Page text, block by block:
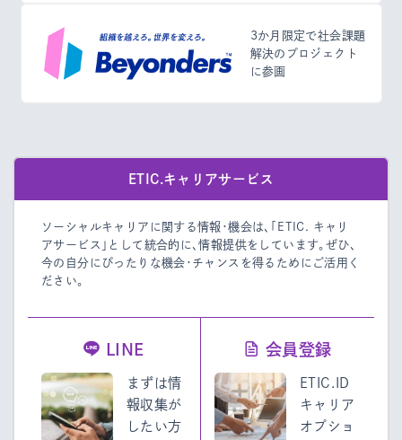
3か月限定で社会課題
解決のプロジェクト
に参画
ETIC.キャリアサービス
ソーシャルキャリアに関する情報・機会は、「ETIC. キャリ
アサービス」として統合的に、情報提供をしています。 ぜひ、
今の自分にぴったりな機会・チャンスを得るためにご活用く
ださい。
LINE
まずは情
報収集が
したい方
会員登録
ETIC.ID
キャリア
オプショ